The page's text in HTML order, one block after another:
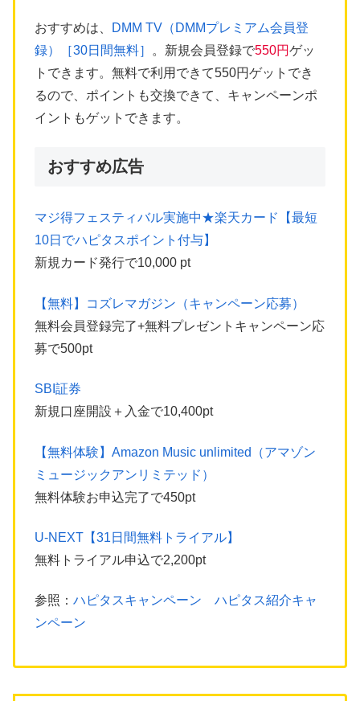
おすすめは、
DMM TV（DMMプレミアム会員登
録）［30日間無料］
。新規会員登録で550円ゲッ
トできます。無料で利用できて550円ゲットでき
るので、ポイントも交換できて、キャンペーンポ
イントもゲットできます。
おすすめ広告
マジ得フェスティバル実施中★楽天カード【最短
10日でハピタスポイント付与】
新規カード発行で10,000 pt
【無料】コズレマガジン（キャンペーン応募）
無料会員登録完了+無料プレゼントキャンペーン応
募で500pt
SBI証券
新規口座開設＋入金で10,400pt
【無料体験】Amazon Music unlimited（アマゾン
ミュージックアンリミテッド）
無料体験お申込完了で450pt
U-NEXT【31日間無料トライアル】
無料トライアル申込で2,200pt
参照： ハピタスキャンペーン ハピタス紹介キャ
ンペーン